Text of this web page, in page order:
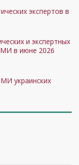
экспертов в
и экспертных
в июне 2026
украинских